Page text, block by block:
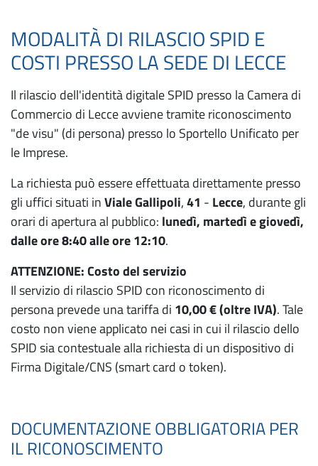
MODALITÀ DI RILASCIO SPID E
COSTI PRESSO LA SEDE DI LECCE
Il rilascio dell'identità digitale SPID presso la Camera di
Commercio di Lecce avviene tramite riconoscimento
"de visu" (di persona) presso lo Sportello Unificato per
le Imprese.
La richiesta può essere effettuata direttamente presso
gli uffici situati inViale Gallipoli,41 - Lecce, durante gli
orari di apertura al pubblico: lunedì, martedì e giovedì,
dalle ore 8:40 alle ore 12:10.
ATTENZIONE: Costo del servizio
Il servizio di rilascio SPID con riconoscimento di
persona prevede una tariffa di 10,00 € (oltre IVA). Tale
costo non viene applicato nei casi in cui il rilascio dello
SPID sia contestuale alla richiesta di un dispositivo di
Firma Digitale/CNS (smart card o token).
DOCUMENTAZIONE OBBLIGATORIA PER
IL RICONOSCIMENTO